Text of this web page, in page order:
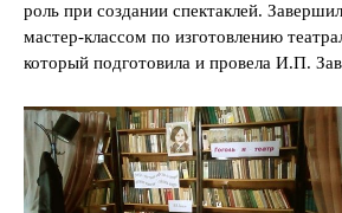
роль при создании спектаклей.
мастер-классом по изготовлению
который подготовила и провела И.П.